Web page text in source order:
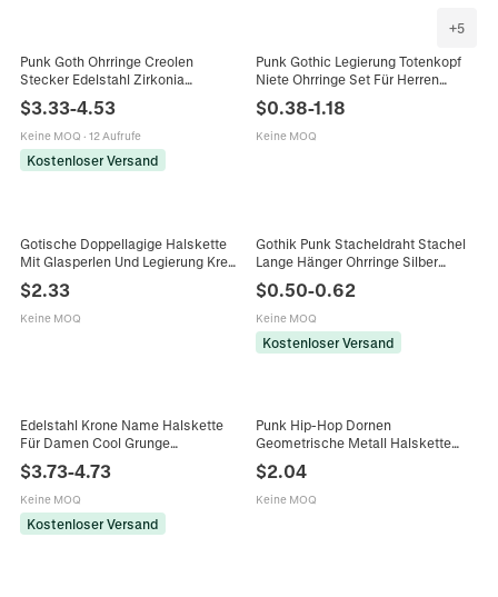
Punk Goth Ohrringe Creolen
Stecker Edelstahl Zirkonia
Totenkopf Hexagramm
Rasierklinge Spikes Grunge Unisex
Schmuck
$3.33-4.53
Keine MOQ · 12 Aufrufe
Kostenloser Versand
+5
Punk Gothic Legierung Totenkopf
Niete Ohrringe Set Für Herren
Damen Dark Grunge Hip Hop Kette
Creolen Strass Schmuck
Geschenk
$0.38-1.18
Keine MOQ
Gotische Doppellagige Halskette
Mit Glasperlen Und Legierung Kreuz
Grunge Accessoires
$2.33
Keine MOQ
Gothik Punk Stacheldraht Stachel
Lange Hänger Ohrringe Silber
Grunge Damen Schmuck
$0.50-0.62
Keine MOQ
Kostenloser Versand
Edelstahl Krone Name Halskette
Für Damen Cool Grunge
Buchstaben Anhänger Halskette
Gold Silber Party Schmuck
Geschenk
$3.73-4.73
Keine MOQ
Kostenloser Versand
Punk Hip-Hop Dornen
Geometrische Metall Halskette
Zinklegierung Dornen
Edelstahlkette Streetwear Grunge
Unisex Schmuck
$2.04
Keine MOQ